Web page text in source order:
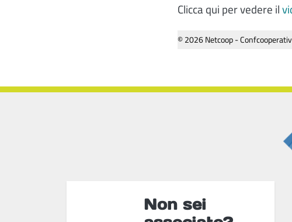
Clicca qui per vedere il
© 2026 Netcoop -
Non sei